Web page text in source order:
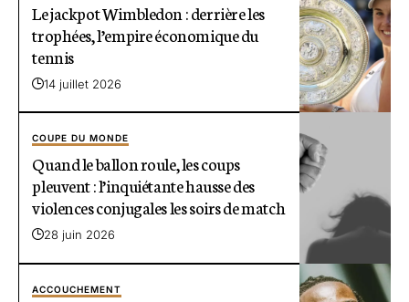
Le jackpot Wimbledon : derrière les
trophées, l’empire économique du
tennis
14 juillet 2026
COUPE DU MONDE
Quand le ballon roule, les coups
pleuvent : l’inquiétante hausse des
violences conjugales les soirs de match
28 juin 2026
ACCOUCHEMENT